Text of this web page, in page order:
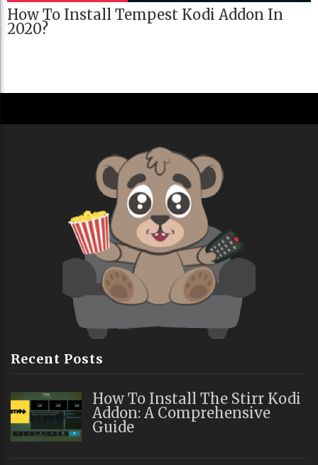
How To Install Tempest Kodi Addon In
2020?
Recent Posts
How To Install The Stirr Kodi
Addon: A Comprehensive
Guide